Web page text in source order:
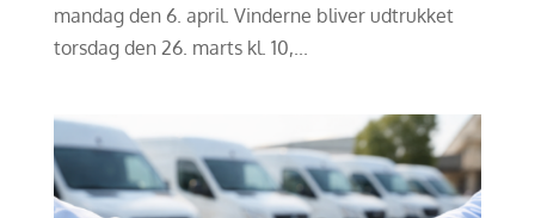
mandag den 6. april. Vinderne bliver udtrukket
torsdag den 26. marts kl. 10,...